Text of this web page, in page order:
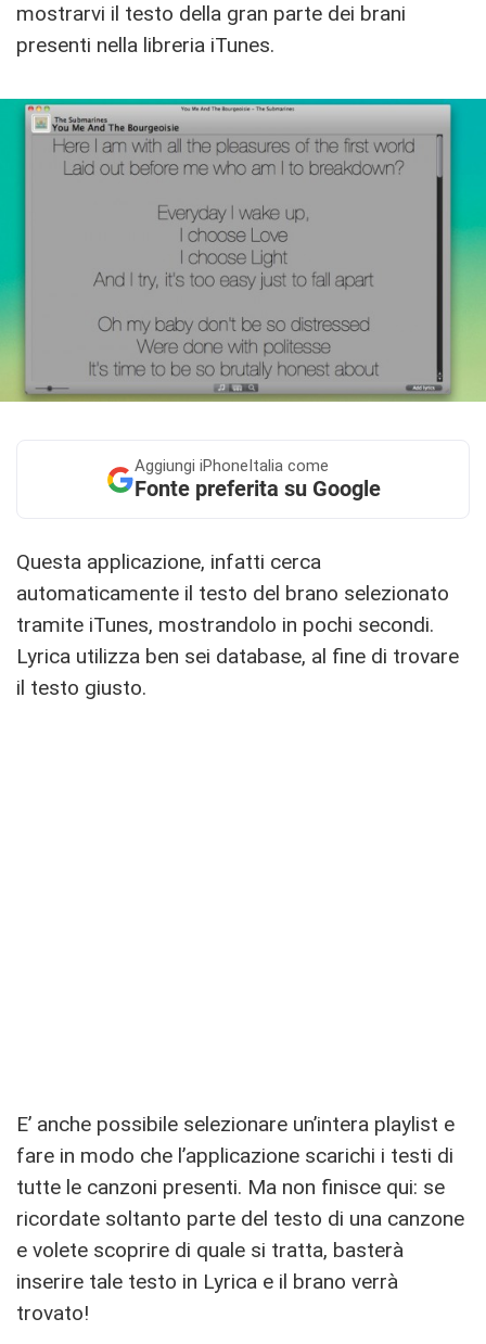
mostrarvi il testo della gran parte dei brani
presenti nella libreria iTunes.
Aggiungi iPhoneItalia come
Fonte preferita su Google
Questa applicazione, infatti cerca
automaticamente il testo del brano selezionato
tramite iTunes, mostrandolo in pochi secondi.
Lyrica utilizza ben sei database, al fine di trovare
il testo giusto.
E’ anche possibile selezionare un’intera playlist e
fare in modo che l’applicazione scarichi i testi di
tutte le canzoni presenti. Ma non finisce qui: se
ricordate soltanto parte del testo di una canzone
e volete scoprire di quale si tratta, basterà
inserire tale testo in Lyrica e il brano verrà
trovato!